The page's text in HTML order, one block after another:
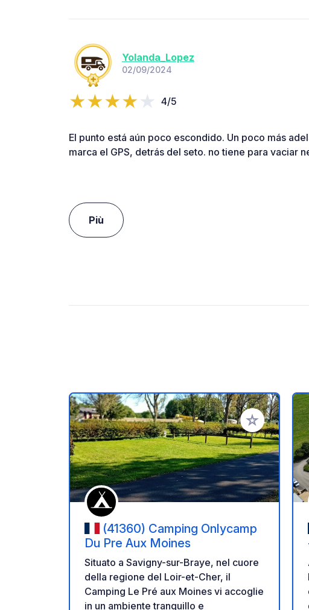
Yolanda_Lopez
02/09/2024
4/5
El punto está aún poco escondido. Un poco más
marca el GPS, detrás del seto. no tiene para vaciar
Più
Aggiungi ai
(41360) Camping Onlycamp
Du Pre Aux Moines
Situato a Savigny-sur-Braye, nel cuore
della regione del Loir-et-Cher, il
Camping Le Pré aux Moines vi accoglie
in un ambiente tranquillo e